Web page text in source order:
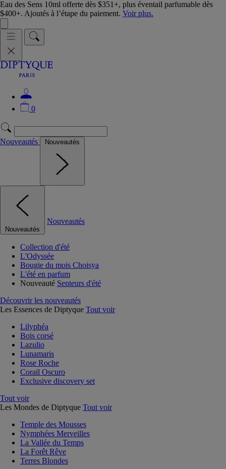
Eau des Sens 10ml offerte dès $351+, plus éventail parfumable dès
$400+. Ajoutés à l’étape du paiement. Voir plus.
0
Nouveautés Nouveautés
Nouveautés
Nouveautés
Collection d'été
L'Odyssée
Bougie du mois Choisya
L'été en parfum
Nouveauté Senteurs d'été
Découvrir les nouveautés
Les Essences de Diptyque Tout voir
Lilyphéa
Bois corsé
Lazulio
Lunamaris
Rose Roche
Corail Oscuro
Exclusive discovery set
Tout voir
Les Mondes de Diptyque Tout voir
Temple des Mousses
Nymphées Merveilles
La Vallée du Temps
La Forêt Rêve
Terres Blondes